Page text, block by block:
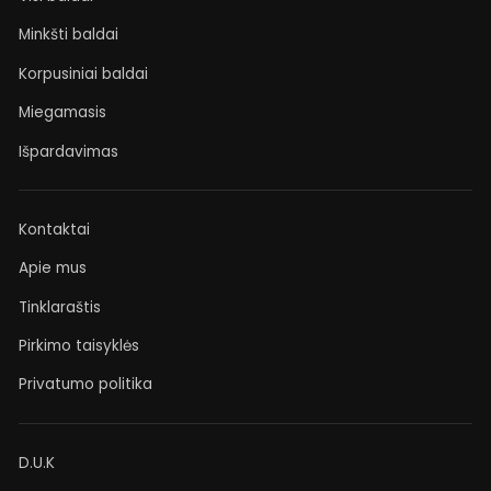
Minkšti baldai
Korpusiniai baldai
Miegamasis
Išpardavimas
Kontaktai
Apie mus
Tinklaraštis
Pirkimo taisyklės
Privatumo politika
D.U.K